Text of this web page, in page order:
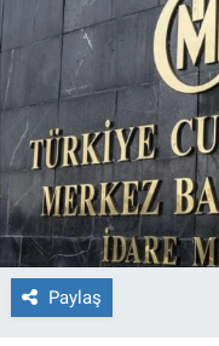
Paylaş
Eğlence
Ekonomi
Forum
Gerçeğin İzinde
Gün Başlıyor